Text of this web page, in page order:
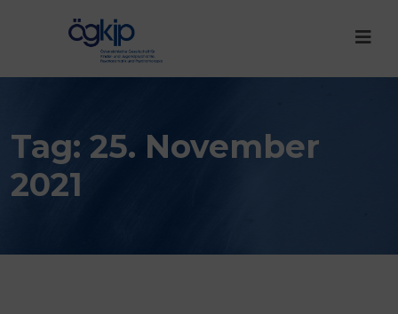
Tag: 25. November
2021